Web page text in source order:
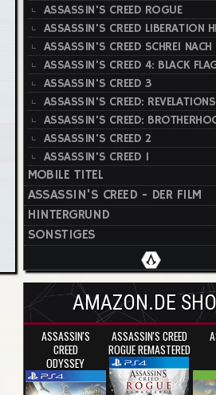
ASSASSIN'S CREED ROGUE
ASSASSIN'S CREED LIBERATION
ASSASSIN'S CREED SCHREI NACH
ASSASSIN'S CREED 4: BLACK
ASSASSIN'S CREED 3
ASSASSIN'S CREED: REVELATIONS
ASSASSIN'S CREED:
ASSASSIN'S CREED 2
ASSASSIN'S CREED 1
MOBILE TITEL
ASSASSIN'S CREED - DER FILM
HINTERGRUND
SONSTIGES
AMAZON.DE
ASSASSIN'S
CREED
ODYSSEY
ASSASSIN'S CREED
ROGUE REMASTERED